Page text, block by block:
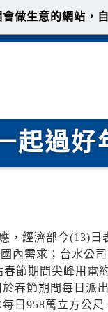
起過好
，經濟部今(13)
內需求；台水公
節期間尖峰用電
春節期間每日派
日958萬立方公
做生意的網站，